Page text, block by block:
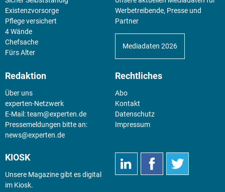
Existenz­vorsorge
Pflege versichert
4 Wände
Chefsache
Fürs Alter
Werbetreibende, Presse und
Partner
Mediadaten 2026
Redaktion
Über uns
experten-Netzwerk
E-Mail:team@experten.de
Pressemeldungen bitte an:
news@experten.de
Rechtliches
Abo
Kontakt
Datenschutz
Impressum
KIOSK
Unsere Magazine gibt es digital
im Kiosk.